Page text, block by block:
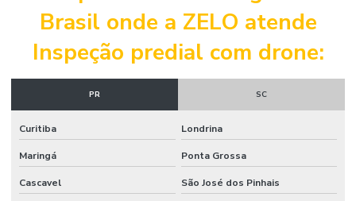
Laudo de reforço estrutural
Laudo de reforma
Laudo de reforma de apartamento
Laudo técnico engenharia
Laudo técnico engenharia civil
Laudo técnico engenharia civil preço
Brasil onde a ZELO atende
Inspeção predial com drone:
PR SC
Curitiba Londrina
Maringá Ponta Grossa
Cascavel São José dos Pinhais